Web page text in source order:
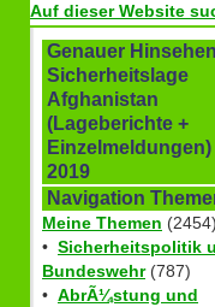
Auf dieser Website
Genauer
Sicherheitslage
Afghanistan
(Lageberichte +
2019
Navigation
Meine Themen (2454)
• Sicherheitspolitik
Bundeswehr(787)
• AbrÃ¼stung und